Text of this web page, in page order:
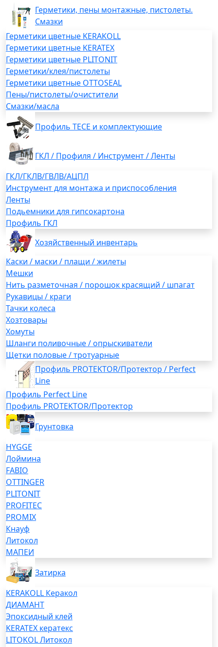
Герметики, пены монтажные, пистолеты.
Смазки
Герметики цветные KERAKOLL
Герметики цветные KERATEX
Герметики цветные PLITONIT
Герметики/клея/пистолеты
Герметики цветные OTTOSEAL
Пены/пистолеты/очистители
Смазки/масла
Профиль TECE и комплектующие
ГКЛ / Профиля / Инструмент / Ленты
ГКЛ/ГКЛВ/ГВЛВ/АЦПЛ
Инструмент для монтажа и приспособления
Ленты
Подьемники для гипсокартона
Профиль ГКЛ
Хозяйственный инвентарь
Каски / маски / плащи / жилеты
Мешки
Нить разметочная / порошок красящий / шпагат
Рукавицы / краги
Тачки колеса
Хозтовары
Хомуты
Шланги поливочные / опрыскиватели
Щетки половые / тротуарные
Профиль PROTEKTOR/Протектор / Perfect
Line
Профиль Perfect Line
Профиль PROTEKTOR/Протектор
Грунтовка
HYGGE
Лоймина
FABIO
OTTINGER
PLITONIT
PROFITEC
PROMIX
Кнауф
Литокол
МАПЕИ
Затирка
KERAKOLL Керакол
ДИАМАНТ
Эпоксидный клей
KERATEX кератекс
LITOKOL Литокол